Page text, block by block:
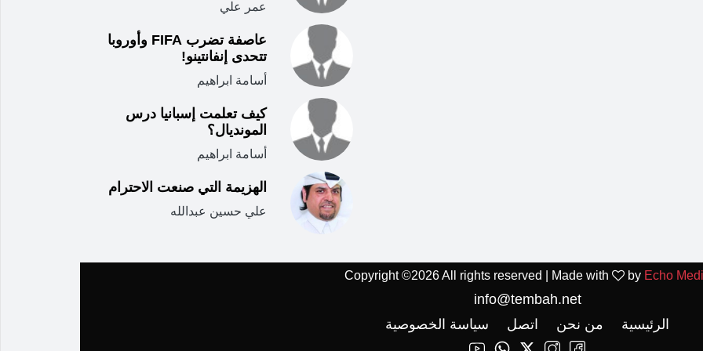
عمر علي
عاصفة تضرب FIFA وأوروبا
تتحدى إنفانتينو!
أسامة ابراهيم
كيف تعلمت إسبانيا درس
المونديال؟
أسامة ابراهيم
الهزيمة التي صنعت الاحترام
علي حسين عبدالله
Copyright ©2026 All rights reserved | Made with by Echo
info@tembah.net
الرئيسية
من نحن اتصل سياسة الخصوصية